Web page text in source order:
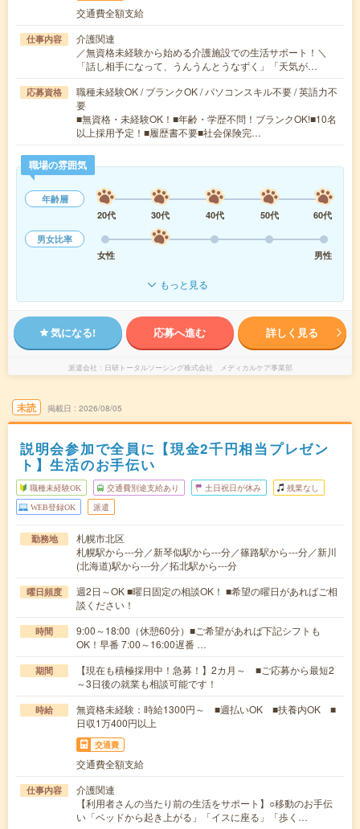
交通費全額支給
仕事内容
介護関連
／無資格未経験から始める介護施設での生活サポート！＼
「話し相手になって、うんうんとうなずく」「天気が…
応募資格
職種未経験OK / ブランクOK / パソコンスキル不要 / 英語力不
要
■無資格・未経験OK！■年齢・学歴不問！ブランクOK!■10名
以上採用予定！■履歴書不要■社会保険完…
職場の雰囲気
年齢層
20代
30代 40代 50代
60代
男女比率
女性
男性
もっと見る
気になる! 応募へ進む 詳しく見る
派遣会社 日研トータルソーシング株式会社 メディカルケア事業部
未読 掲載日 2026/08/05
説明会参加で全員に【現金2千円相当プレゼン
ト】生活のお手伝い
職種未経験OK 交通費別途支給あり 土日祝日が休み 残業なし
WEB登録OK 派遣
勤務地
札幌市北区
札幌駅から---分／新琴似駅から---分／篠路駅から---分／新川
(北海道)駅から---分／拓北駅から---分
曜日頻度
週2日～OK ■曜日固定の相談OK！ ■希望の曜日があればご相
談ください！
時間
9:00～18:00（休憩60分）■ご希望があれば下記シフトも
OK！早番 7:00～16:00遅番 …
期間
【現在も積極採用中！急募！】2カ月～ ■ご応募から最短2
～3日後の就業も相談可能です！
時給
無資格未経験：時給1300円～ ■週払いOK ■扶養内OK ■
日収1万400円以上
交通費
交通費全額支給
仕事内容
介護関連
【利用者さんの当たり前の生活をサポート】○移動のお手伝
い「ベッドから起き上がる」「イスに座る」「歩く…